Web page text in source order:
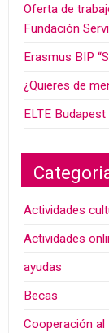
Oferta de
Fundación
Erasmus BIP
¿Quieres de
ELTE
Actividades
Actividades
ayudas
Becas
Cooperación al